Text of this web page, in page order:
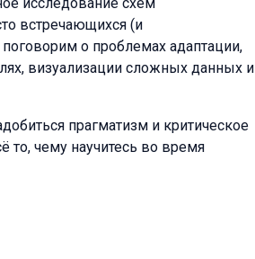
встречающихся (и
о проблемах адаптации,
визуализации сложных данных и
прагматизм и критическое
чему научитесь во время